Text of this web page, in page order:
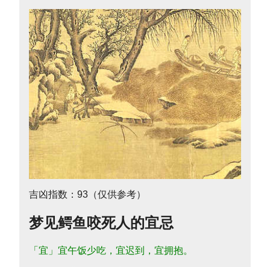
吉凶指数：93（仅供参考）
梦见鳄鱼咬死人的宜忌
「宜」宜午饭少吃，宜迟到，宜拥抱。